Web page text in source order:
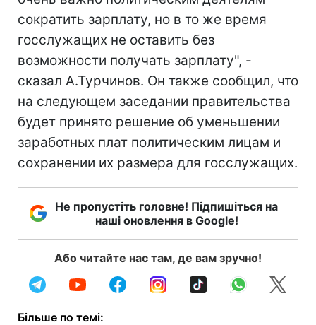
сократить зарплату, но в то же время
госслужащих не оставить без
возможности получать зарплату", -
сказал А.Турчинов. Он также сообщил, что
на следующем заседании правительства
будет принято решение об уменьшении
заработных плат политическим лицам и
сохранении их размера для госслужащих.
Не пропустіть головне! Підпишіться на
наші оновлення в Google!
Або читайте нас там, де вам зручно!
Більше по темі: